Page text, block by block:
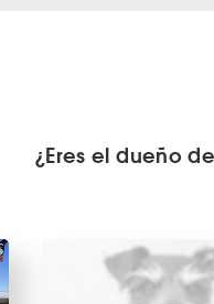
¿Eres el dueño